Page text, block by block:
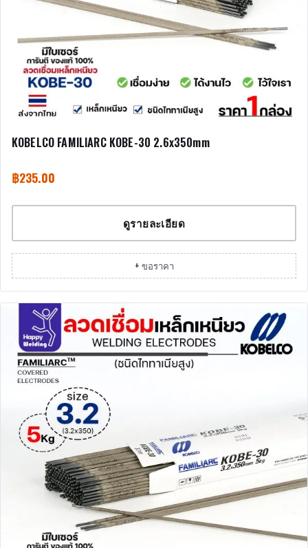
KOBELCO FAMILIARC KOBE-30 2.6x350mm
฿235.00
ดูรายละเอียด
+ ขอราคา